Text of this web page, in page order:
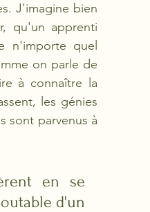
J'imagine bien
qu'un apprenti
n'importe quel
on parle de
à connaître la
les génies
sont parvenus à
en se
d'un